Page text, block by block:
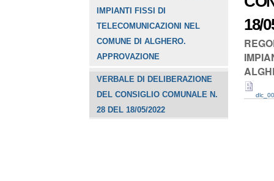
18/
IMPIANTI FISSI DI
TELECOMUNICAZIONI NEL
COMUNE DI ALGHERO.
APPROVAZIONE
VERBALE DI DELIBERAZIONE
DEL CONSIGLIO COMUNALE N.
28 DEL 18/05/2022